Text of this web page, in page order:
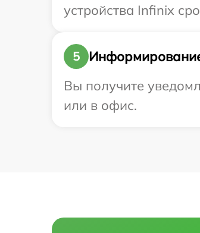
устройства Infinix
5
Вы получите
или в офис.